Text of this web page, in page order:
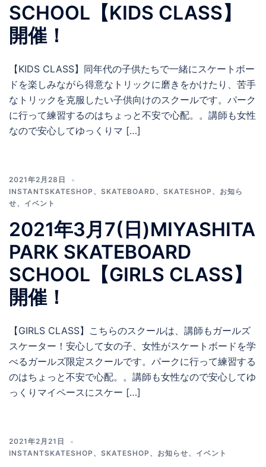
SCHOOL【KIDS CLASS】
開催！
【KIDS CLASS】同年代の子供たちで一緒にスケートボー
ドを楽しみながら得意なトリックに磨きをかけたり、苦手
なトリックを克服したい子供向けのスクールです。パーク
に行って練習するのはちょっと不安で心配。。講師も女性
なので安心してゆっくりマ […]
2021年2月28日
INSTANTSKATESHOP 、 SKATEBOARD 、 SKATESHOP 、 お知ら
せ、 イベント
2021年3月7(日)MIYASHITA
PARK SKATEBOARD
SCHOOL【GIRLS CLASS】
開催！
【GIRLS CLASS】こちらのスクールは、講師もガールズ
スケーター！安心して女の子、女性がスケートボードを学
べるガールズ限定スクールです。パークに行って練習する
のはちょっと不安で心配。。講師も女性なので安心してゆ
っくりマイペースにスケー […]
2021年2月21日
INSTANTSKATESHOP 、 SKATESHOP 、 お知らせ、 イベント